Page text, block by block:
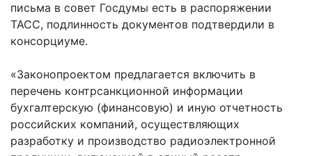
письма в совет Госдумы есть в распоряжении
ТАСС, подлинность документов подтвердили в
консорциуме.
«Законопроектом предлагается включить в
перечень контрсанкционной информации
бухгалтерскую (финансовую) и иную отчетность
российских компаний, осуществляющих
разработку и производство радиоэлектронной